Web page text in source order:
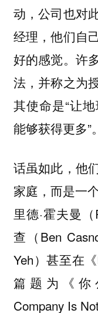
动，公司也对
经理，他们自
好的感觉。许
法，并称之为
其使命是“让
能够获得更多”。
话虽如此，他
家庭，而是一
里德·霍夫曼
查（Ben
Yeh）甚至在
篇题为《你
Company Is